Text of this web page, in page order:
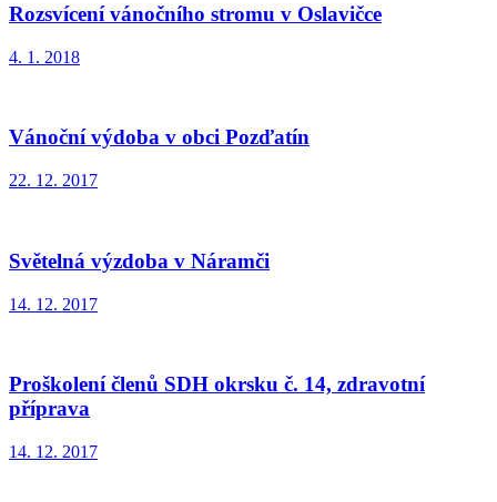
Rozsvícení vánočního stromu v Oslavičce
4. 1. 2018
Vánoční výdoba v obci Pozďatín
22. 12. 2017
Světelná výzdoba v Náramči
14. 12. 2017
Proškolení členů SDH okrsku č. 14, zdravotní
příprava
14. 12. 2017